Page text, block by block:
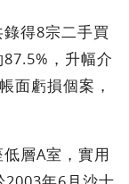
得8宗二手買
，升幅介
面虧損個案，
層A室，實用